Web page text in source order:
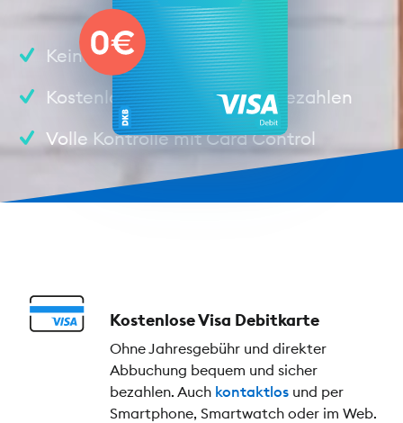
Keine Jahresgebühr
Kostenlos Geld abheben & bezahlen
Volle Kontrolle mit Card Control
Kostenlose Visa Debitkarte
Ohne Jahresgebühr und direkter
Abbuchung bequem und sicher
bezahlen. Auch kontaktlos und per
Smartphone, Smartwatch oder im Web.